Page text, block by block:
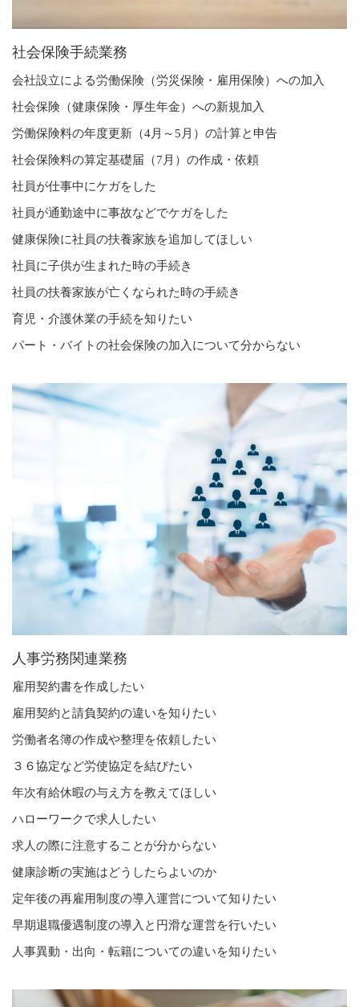
社会保険手続業務
会社設立による労働保険（労災保険・雇用保険）への加入
社会保険（健康保険・厚生年金）への新規加入
労働保険料の年度更新（4月～5月）の計算と申告
社会保険料の算定基礎届（7月）の作成・依頼
社員が仕事中にケガをした
社員が通勤途中に事故などでケガをした
健康保険に社員の扶養家族を追加してほしい
社員に子供が生まれた時の手続き
社員の扶養家族が亡くなられた時の手続き
育児・介護休業の手続を知りたい
パート・バイトの社会保険の加入について分からない
人事労務関連業務
雇用契約書を作成したい
雇用契約と請負契約の違いを知りたい
労働者名簿の作成や整理を依頼したい
３６協定など労使協定を結びたい
年次有給休暇の与え方を教えてほしい
ハローワークで求人したい
求人の際に注意することが分からない
健康診断の実施はどうしたらよいのか
定年後の再雇用制度の導入運営について知りたい
早期退職優遇制度の導入と円滑な運営を行いたい
人事異動・出向・転籍についての違いを知りたい